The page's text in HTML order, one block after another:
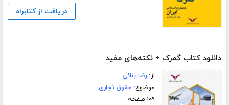
دریافت از کتابراه
دانلود کتاب گمرک + نکته‌های مفید
از:رضا بنائی
موضوع:حقوق تجاری
۱۰۹ صفحه